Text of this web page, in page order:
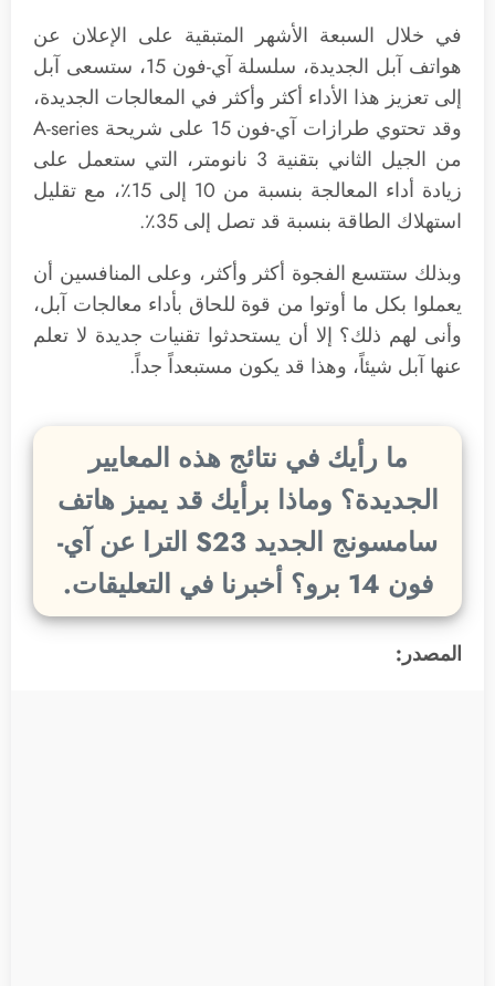
في خلال السبعة الأشهر المتبقية على الإعلان عن
هواتف آبل الجديدة، سلسلة آي-فون 15، ستسعى آبل
إلى تعزيز هذا الأداء أكثر وأكثر في المعالجات الجديدة،
وقد تحتوي طرازات ‌آي-فون 15‌ على شريحة A-series
من الجيل الثاني بتقنية 3 نانومتر، التي ستعمل على
زيادة أداء المعالجة بنسبة من 10 إلى 15٪، مع تقليل
استهلاك الطاقة بنسبة قد تصل إلى 35٪.
وبذلك ستتسع الفجوة أكثر وأكثر، وعلى المنافسين أن
يعملوا بكل ما أوتوا من قوة للحاق بأداء معالجات آبل،
وأنى لهم ذلك؟ إلا أن يستحدثوا تقنيات جديدة لا تعلم
عنها آبل شيئاً، وهذا قد يكون مستبعداً جداً.
ما رأيك في نتائج هذه المعايير
الجديدة؟ وماذا برأيك قد يميز هاتف
سامسونج الجديد S23 الترا عن آي-
فون 14 برو؟ أخبرنا في التعليقات.
المصدر: